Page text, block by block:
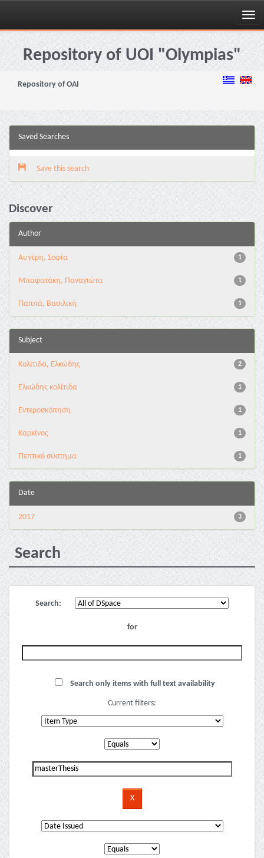
Skip
navigationRepository of UOI "Olympias"
Repository of OAI
Saved Searches
Save this search
Discover
Author
1
Αυγέρη, Σοφία
1
Μπαφατάκη, Παναγιώτα
1
Παππά, Βασιλική
Subject
2
Κολίτιδα, Ελκώδης
1
Ελκώδης κολίτιδα
1
Εντεροσκόπηση
1
Καρκίνος
1
Πεπτικό σύστημα
Date
3
2017
Search
Search:
for
Search only items with full text availability
Current filters: